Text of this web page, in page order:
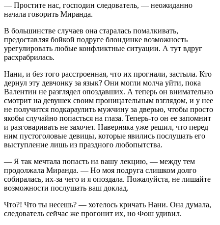
— Простите нас, господин следователь, — неожиданно
начала говорить Миранда.
В большинстве случаев она старалась помалкивать,
предоставляя бойкой подруге блондинке возможность
урегулировать любые конфликтные ситуации. А тут вдруг
расхрабрилась.
Нани, и без того расстроенная, что их прогнали, застыла. Кто
дернул эту девчонку за язык? Они могли молча уйти, пока
Валентин не разглядел опоздавших. А теперь он внимательно
смотрит на девушек своим проницательным взглядом, и у нее
не получится подкараулить мужчину за дверью, чтобы просто
якобы случайно попасться на глаза. Теперь-то он ее запомнит
и разговаривать не захочет. Наверняка уже решил, что перед
ним пустоголовые девицы, которые явились послушать его
выступление лишь из праздного любопытства.
— Я так мечтала попасть на вашу лекцию, — между тем
продолжала Миранда. — Но моя подруга слишком долго
собиралась, их-за чего и я опоздала. Пожалуйста, не лишайте
возможности послушать ваш доклад.
Что?! Что ты несешь? — хотелось кричать Нани. Она думала,
следователь сейчас же прогонит их, но Фош удивил.